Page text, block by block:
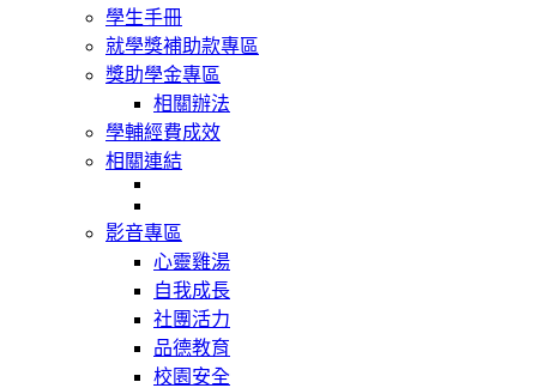
學生手冊
就學獎補助款專區
獎助學金專區
相關辦法
學輔經費成效
相關連結
影音專區
心靈雞湯
自我成長
社團活力
品德教育
校園安全